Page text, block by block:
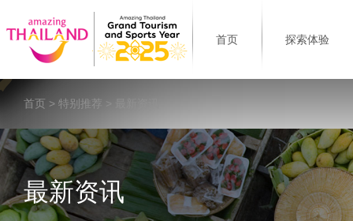
首页 探索体验
首页 > 特别推荐 > 最新资讯
最新资讯